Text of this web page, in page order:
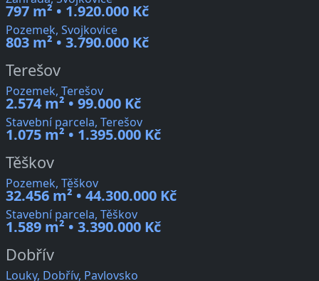
797 m² • 1.920.000 Kč
Pozemek, Svojkovice
803 m² • 3.790.000 Kč
Terešov
Pozemek, Terešov
2.574 m² • 99.000 Kč
Stavební parcela, Terešov
1.075 m² • 1.395.000 Kč
Těškov
Pozemek, Těškov
32.456 m² • 44.300.000 Kč
Stavební parcela, Těškov
1.589 m² • 3.390.000 Kč
Dobřív
Louky, Dobřív, Pavlovsko